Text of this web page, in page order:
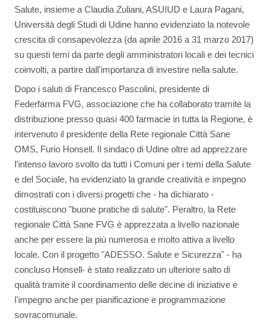
Salute, insieme a Claudia Zuliani, ASUIUD e Laura Pagani,
Università degli Studi di Udine hanno evidenziato la notevole
crescita di consapevolezza (da aprile 2016 a 31 marzo 2017)
su questi temi da parte degli amministratori locali e dei tecnici
coinvolti, a partire dall'importanza di investire nella salute.
Dopo i saluti di Francesco Pascolini, presidente di
Federfarma FVG, associazione che ha collaborato tramite la
distribuzione presso quasi 400 farmacie in tutta la Regione, è
intervenuto il presidente della Rete regionale Città Sane
OMS, Furio Honsell. Il sindaco di Udine oltre ad apprezzare
l'intenso lavoro svolto da tutti i Comuni per i temi della Salute
e del Sociale, ha evidenziato la grande creatività e impegno
dimostrati con i diversi progetti che - ha dichiarato -
costituiscono "buone pratiche di salute". Peraltro, la Rete
regionale Città Sane FVG è apprezzata a livello nazionale
anche per essere la più numerosa e molto attiva a livello
locale. Con il progetto "ADESSO. Salute e Sicurezza" - ha
concluso Honsell- è stato realizzato un ulteriore salto di
qualità tramite il coordinamento delle decine di iniziative e
l'impegno anche per pianificazione e programmazione
sovracomunale.